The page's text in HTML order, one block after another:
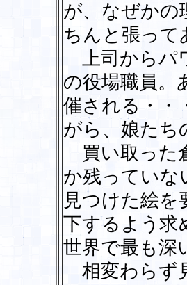
が、なぜかの
ちんと張って
上司からパ
の役場職員。
催される・・
がら、娘たち
買い取った
か残っていな
見つけた絵
下するよう求
世界で最も深
相変わらず